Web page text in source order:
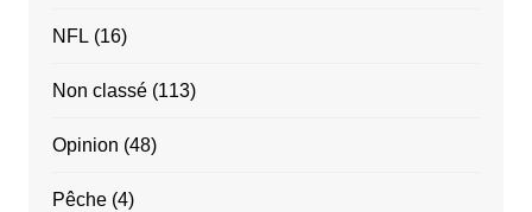
NFL (16)
Non classé(113)
Opinion (48)
Pêche(4)